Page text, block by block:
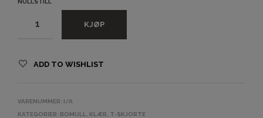
KJØP
ADD TO WISHLIST
VARENUMMER: I/A
KATEGORIER: BOMULL KLÆR T-SKJORTE